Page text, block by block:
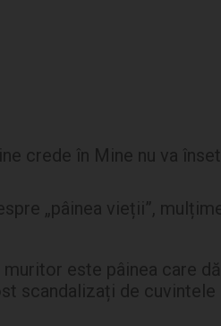
crede în Mine nu va
„pâinea vieții”,
este pâinea care
scandalizați de